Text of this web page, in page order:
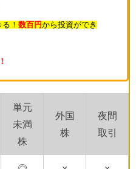
！ 数百円から投資ができ
単元
未満
株
外国
株
夜間
取引